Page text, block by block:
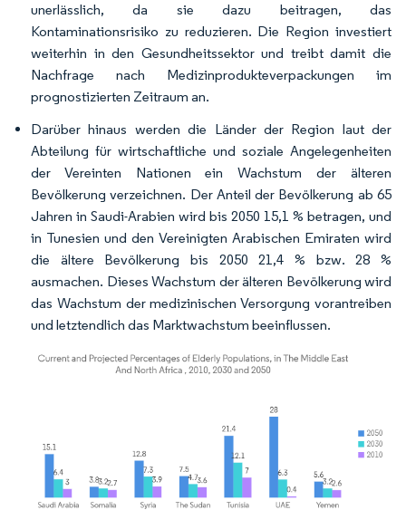
unerlässlich, da sie dazu beitragen, das
Kontaminationsrisiko zu reduzieren. Die Region investiert
weiterhin in den Gesundheitssektor und treibt damit die
Nachfrage nach Medizinprodukteverpackungen im
prognostizierten Zeitraum an.
Darüber hinaus werden die Länder der Region laut der
Abteilung für wirtschaftliche und soziale Angelegenheiten
der Vereinten Nationen ein Wachstum der älteren
Bevölkerung verzeichnen. Der Anteil der Bevölkerung ab 65
Jahren in Saudi-Arabien wird bis 2050 15,1 % betragen, und
in Tunesien und den Vereinigten Arabischen Emiraten wird
die ältere Bevölkerung bis 2050 21,4 % bzw. 28 %
ausmachen. Dieses Wachstum der älteren Bevölkerung wird
das Wachstum der medizinischen Versorgung vorantreiben
und letztendlich das Marktwachstum beeinflussen.